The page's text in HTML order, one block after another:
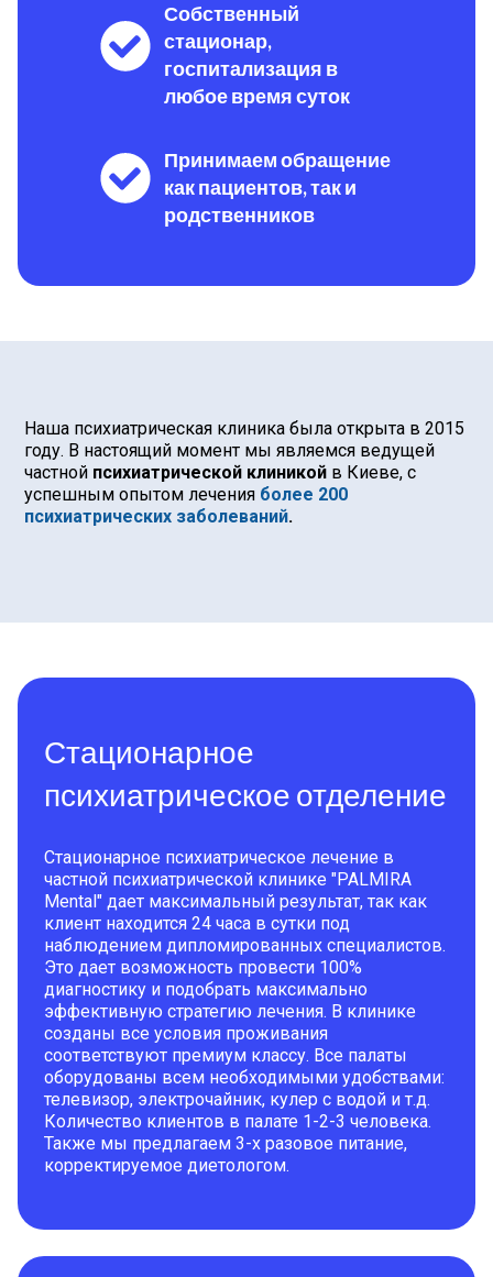
Собственный
стационар,
госпитализация в
любое время суток
Принимаем обращение
как пациентов, так и
родственников
Наша психиатрическая клиника была открыта в 2015
году. В настоящий момент мы являемся ведущей
частной психиатрической клиникой в Киеве, с
успешным опытом лечения более 200
психиатрических заболеваний.
Стационарное
психиатрическое отделение
Стационарное психиатрическое лечение в
частной психиатрической клинике "PALMIRA
Mental" дает максимальный результат, так как
клиент находится 24 часа в сутки под
наблюдением дипломированных специалистов.
Это дает возможность провести 100%
диагностику и подобрать максимально
эффективную стратегию лечения. В клинике
созданы все условия проживания
соответствуют премиум классу. Все палаты
оборудованы всем необходимыми удобствами:
телевизор, электрочайник, кулер с водой и т.д.
Количество клиентов в палате 1-2-3 человека.
Также мы предлагаем 3-х разовое питание,
корректируемое диетологом.